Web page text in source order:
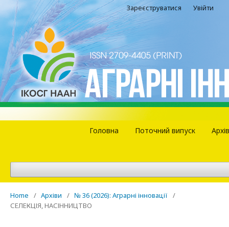
Головна Поточний випуск
Зареєструватися Увійти
Home / Архіви / № 36 (2026): Аграрні інновації
/
СЕЛЕКЦІЯ, НАСІННИЦТВО